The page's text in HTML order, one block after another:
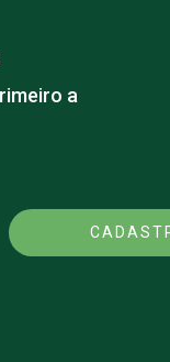
a